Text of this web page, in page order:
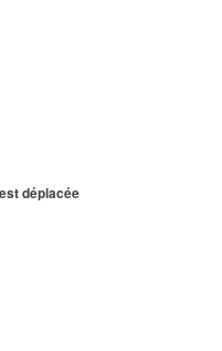
déplacée